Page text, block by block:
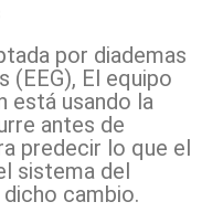
por diademas
El equipo
está usando la
antes de
predecir lo que el
sistema del
cambio.